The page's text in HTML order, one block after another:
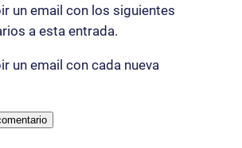
un email con los siguientes
a esta entrada.
un email con cada nueva